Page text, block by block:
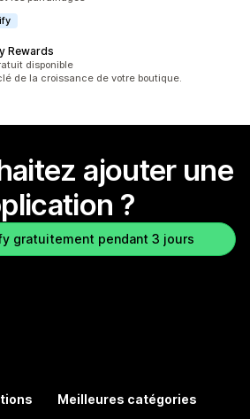
Rewards
disponible
de la croissance de votre boutique.
ajouter une
?
gratuitement pendant 3 jours
Meilleures catégories